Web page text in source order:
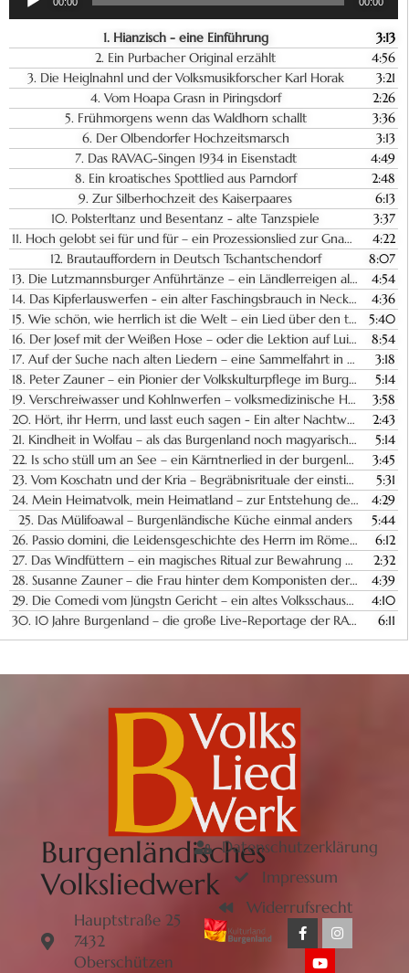
Player
1. Hianzisch - eine Einführung
3:13
2. Ein Purbacher Original erzählt
4:56
3. Die Heiglnahnl und der Volksmusikforscher Karl Horak
3:21
4. Vom Hoapa Grasn in Piringsdorf
2:26
5. Frühmorgens wenn das Waldhorn schallt
3:36
6. Der Olbendorfer Hochzeitsmarsch
3:13
7. Das RAVAG-Singen 1934 in Eisenstadt
4:49
8. Ein kroatisches Spottlied aus Parndorf
2:48
9. Zur Silberhochzeit des Kaiserpaares
6:13
10. Polsterltanz und Besentanz - alte Tanzspiele
3:37
11. Hoch gelobt sei für und für – ein Prozessionslied zur Gnadenkönigin Maria
4:22
12. Brautauffordern in Deutsch Tschantschendorf
8:07
13. Die Lutzmannsburger Anführtänze – ein Ländlerreigen als musikalische Besiegelung des Ehebundes
4:54
14. Das Kipferlauswerfen - ein alter Faschingsbrauch in Neckenmarkt
4:36
15. Wie schön, wie herrlich ist die Welt – ein Lied über den trostlosen Zustand des Arbeiterstandes
5:40
16. Der Josef mit der Weißen Hose – oder die Lektion auf Luisingerisch
8:54
17. Auf der Suche nach alten Liedern – eine Sammelfahrt in den Bezirk Güssing
3:18
18. Peter Zauner – ein Pionier der Volkskulturpflege im Burgenland
5:14
19. Verschreiwasser und Kohlnwerfen – volksmedizinische Heilpraktiken in alten Zeiten
3:58
20. Hört, ihr Herrn, und lasst euch sagen - Ein alter Nachtwächterruf aus Illmitz
2:43
21. Kindheit in Wolfau – als das Burgenland noch magyarisch werden sollte
5:14
22. Is scho stüll um an See – ein Kärntnerlied in der burgenländischen Schatztruhe?
3:45
23. Vom Koschatn und der Kria – Begräbnisrituale der einstigen Judengemeinde von Frauenkirchen
5:31
24. Mein Heimatvolk, mein Heimatland – zur Entstehung der burgenländischen Landeshymne
4:29
25. Das Mülifoawal – Burgenländische Küche einmal anders
5:44
26. Passio domini, die Leidensgeschichte des Herrn im Römersteinbruch von St. Margarethen
6:12
27. Das Windfüttern – ein magisches Ritual zur Bewahrung vor Sturmkatastrophen
2:32
28. Susanne Zauner – die Frau hinter dem Komponisten der Burgenländischen Landeshymne
4:39
29. Die Comedi vom Jüngstn Gericht – ein altes Volksschauspiel aus Apetlon
4:10
30. 10 Jahre Burgenland – die große Live-Reportage der RAVAG aus Eisenstadt 6:11
Burgenländisches
Volksliedwerk
Hauptstraße 25
7432
Oberschützen
Datenschutzerklärung
Impressum
Widerrufsrecht